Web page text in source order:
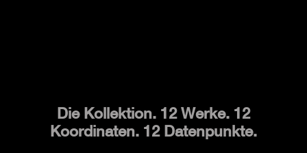
Die Kollektion. 12 Werke. 12
Koordinaten. 12 Datenpunkte.